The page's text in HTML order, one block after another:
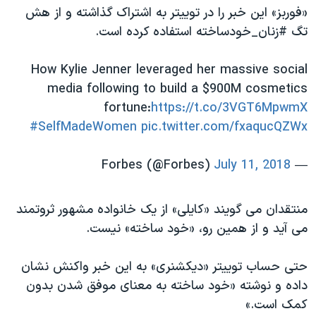
«فوربز» این خبر را در توییتر به اشتراک گذاشته و از هش
تگ #زنان_خودساخته استفاده کرده است.
How Kylie Jenner leveraged her massive social
media following to build a $900M cosmetics
fortune:https://t.co/3VGT6MpwmX
#SelfMadeWomen pic.twitter.com/fxaqucQZWx
— Forbes (@Forbes)
July 11, 2018
منتقدان می گویند «کایلی» از یک خانواده مشهور ثروتمند
می آید و از همین رو، «خود ساخته» نیست.
حتی حساب توییتر «دیکشنری» به این خبر واکنش نشان
داده و نوشته «خود ساخته به معنای موفق شدن بدون
کمک است.»